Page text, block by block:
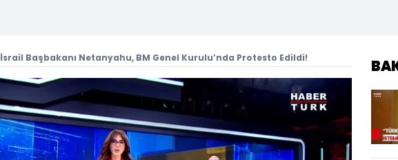
İsrail Başbakanı Netanyahu, BM Genel Kurulu’nda Protesto Edildi!